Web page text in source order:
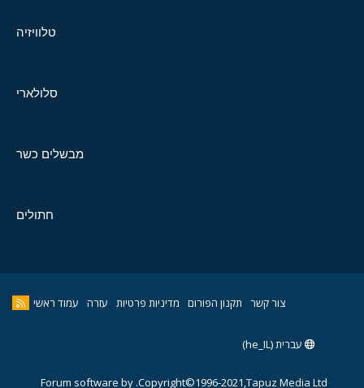
טלוויזיה
סלולארי
מבשלים כשר
חתולים
צור קשר תקנון הפורום מדיניות פרטיות עזרה עמוד ראשי
עברית (he_IL)
Copyright©1996-2021,Tapuz Media Ltd.
Forum software by